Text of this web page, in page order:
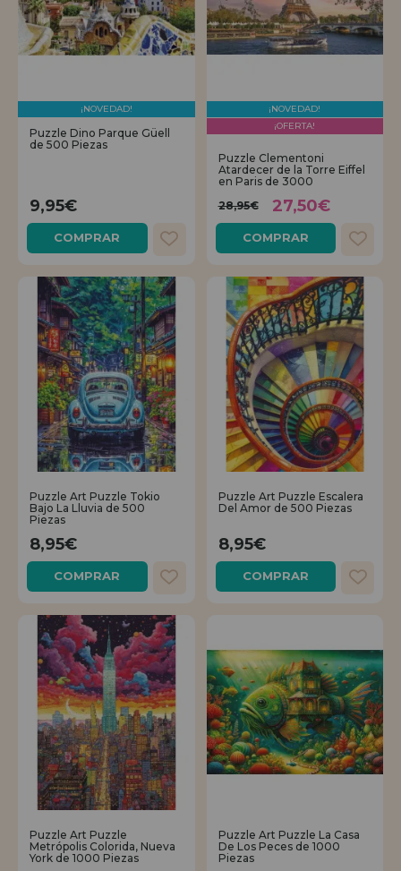
¡NOVEDAD!
Puzzle Dino Parque Güell
de 500 Piezas
9,95€
COMPRAR
¡NOVEDAD!
¡OFERTA!
Puzzle Clementoni
Atardecer de la Torre Eiffel
en Paris de 3000
28,95€
27,50€
COMPRAR
Puzzle Art Puzzle Tokio
Bajo La Lluvia de 500
Piezas
8,95€
COMPRAR
Puzzle Art Puzzle Escalera
Del Amor de 500 Piezas
8,95€
COMPRAR
Puzzle Art Puzzle
Metrópolis Colorida, Nueva
York de 1000 Piezas
Puzzle Art Puzzle La Casa
De Los Peces de 1000
Piezas